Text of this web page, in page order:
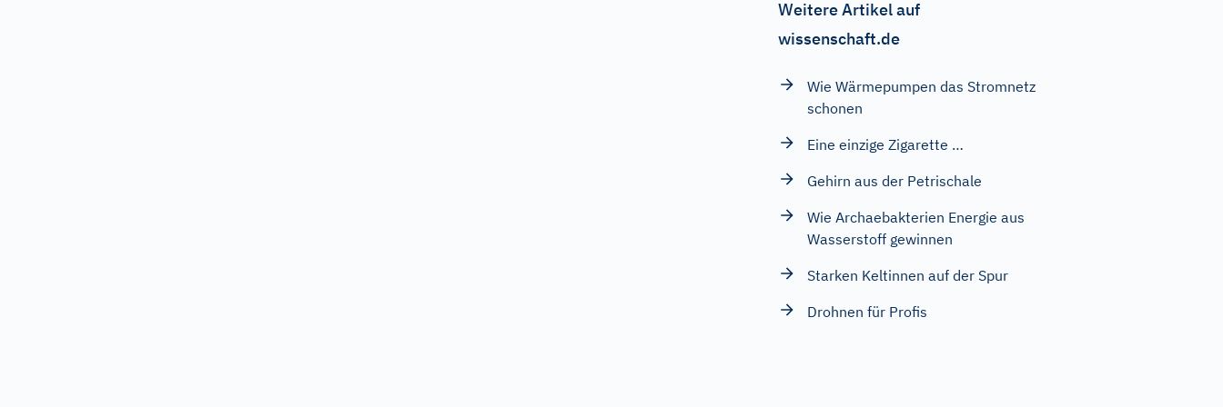
Weitere Artikel auf
wissenschaft.de
Wie Wärmepumpen das Stromnetz
schonen
Eine einzige Zigarette …
Gehirn aus der Petrischale
Wie Archaebakterien Energie aus
Wasserstoff gewinnen
Starken Keltinnen auf der Spur
Drohnen für Profis